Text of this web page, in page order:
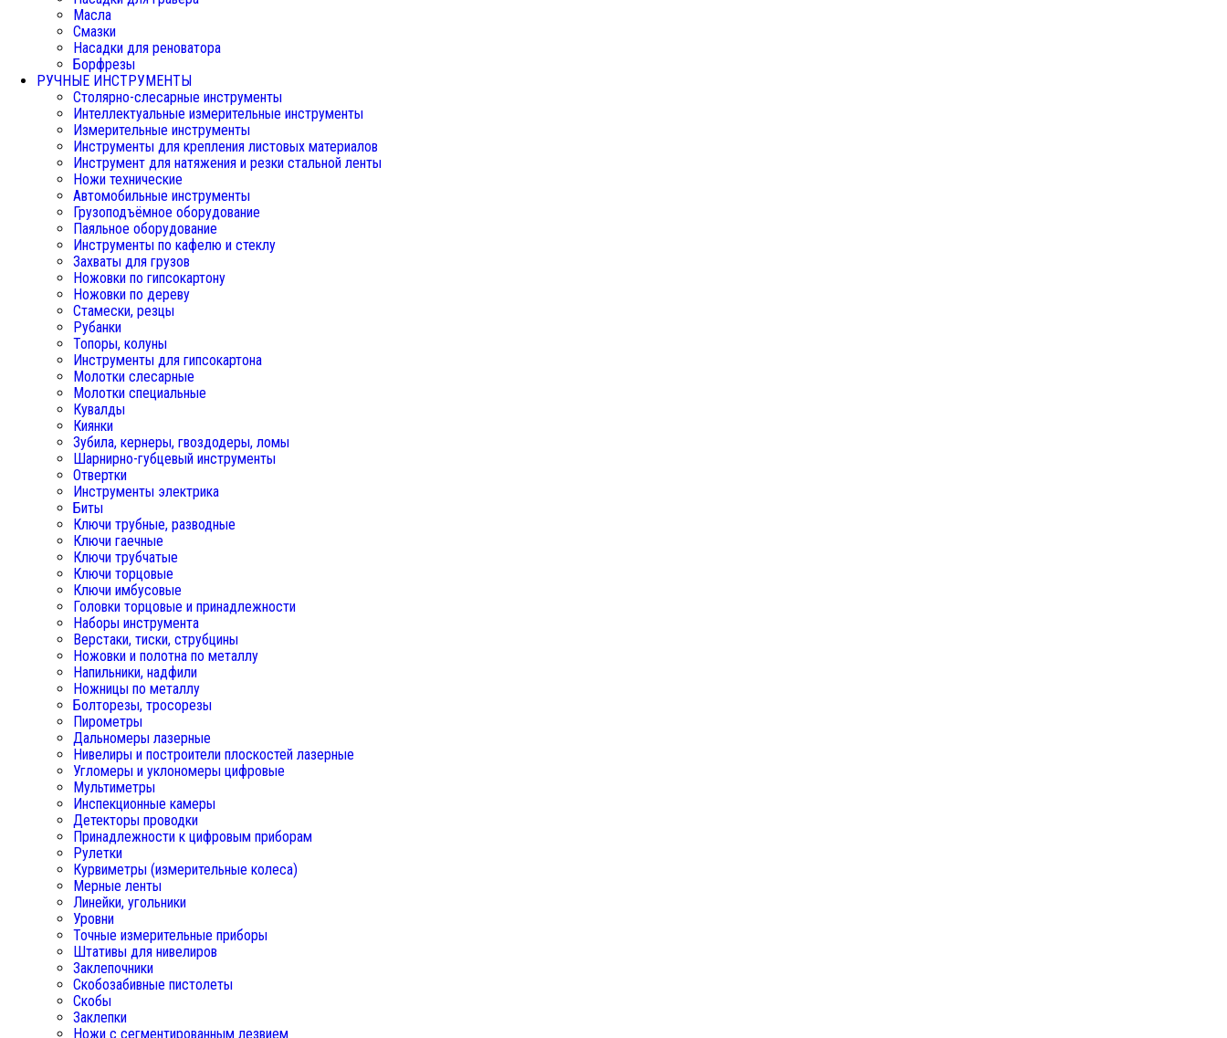
Масла
Смазки
Насадки для реноватора
Борфрезы
РУЧНЫЕ ИНСТРУМЕНТЫ
Столярно-слесарные инструменты
Интеллектуальные измерительные инструменты
Измерительные инструменты
Инструменты для крепления листовых материалов
Инструмент для натяжения и резки стальной ленты
Ножи технические
Автомобильные инструменты
Грузоподъёмное оборудование
Паяльное оборудование
Инструменты по кафелю и стеклу
Захваты для грузов
Ножовки по гипсокартону
Ножовки по дереву
Стамески, резцы
Рубанки
Топоры, колуны
Инструменты для гипсокартона
Молотки слесарные
Молотки специальные
Кувалды
Киянки
Зубила, кернеры, гвоздодеры, ломы
Шарнирно-губцевый инструменты
Отвертки
Инструменты электрика
Биты
Ключи трубные, разводные
Ключи гаечные
Ключи трубчатые
Ключи торцовые
Ключи имбусовые
Головки торцовые и принадлежности
Наборы инструмента
Верстаки, тиски, струбцины
Ножовки и полотна по металлу
Напильники, надфили
Ножницы по металлу
Болторезы, тросорезы
Пирометры
Дальномеры лазерные
Нивелиры и построители плоскостей лазерные
Угломеры и уклономеры цифровые
Мультиметры
Инспекционные камеры
Детекторы проводки
Принадлежности к цифровым приборам
Рулетки
Курвиметры (измерительные колеса)
Мерные ленты
Линейки, угольники
Уровни
Точные измерительные приборы
Штативы для нивелиров
Заклепочники
Скобозабивные пистолеты
Скобы
Заклепки
Ножи с сегментированным лезвием